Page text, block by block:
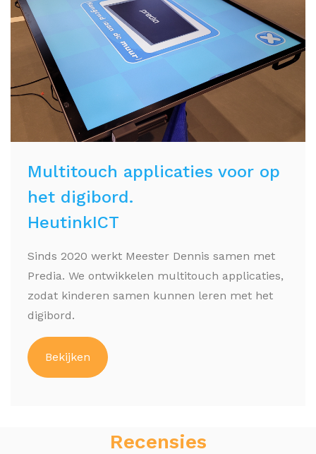
Multitouch applicaties voor op
het digibord.
HeutinkICT
Sinds 2020 werkt Meester Dennis samen met
Predia. We ontwikkelen multitouch applicaties,
zodat kinderen samen kunnen leren met het
digibord.
Bekijken
Recensies